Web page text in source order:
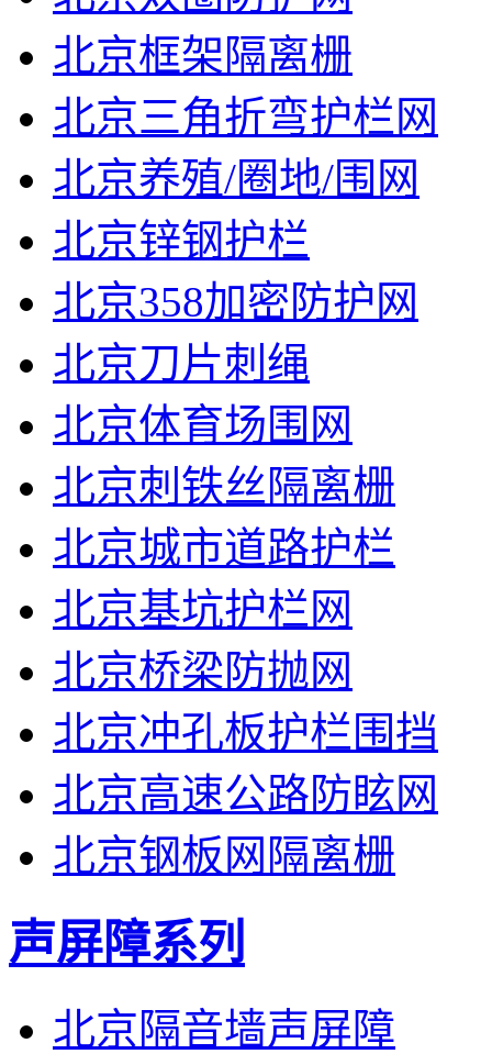
北京框架隔离栅
北京三角折弯护栏网
北京养殖/圈地/围网
北京锌钢护栏
北京358加密防护网
北京刀片刺绳
北京体育场围网
北京刺铁丝隔离栅
北京城市道路护栏
北京基坑护栏网
北京桥梁防抛网
北京冲孔板护栏围挡
北京高速公路防眩网
北京钢板网隔离栅
声屏障系列
北京隔音墙声屏障